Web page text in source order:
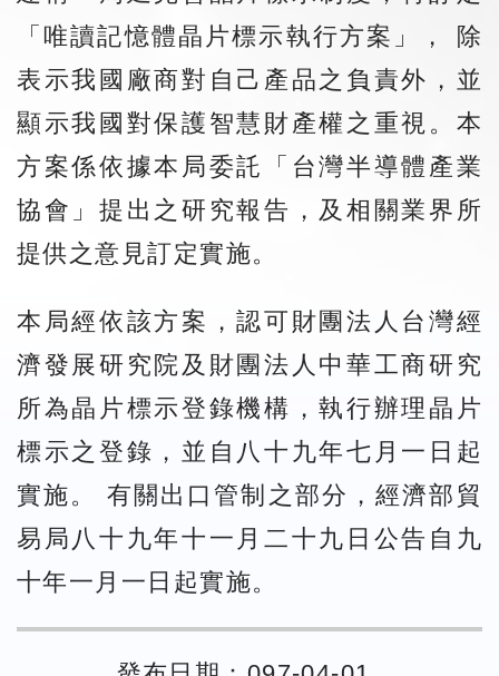
「唯讀記憶體晶片標示執行方案」， 除
表示我國廠商對自己產品之負責外，並
顯示我國對保護智慧財產權之重視。本
方案係依據本局委託「台灣半導體產業
協會」提出之研究報告，及相關業界所
提供之意見訂定實施。
本局經依該方案，認可財團法人台灣經
濟發展研究院及財團法人中華工商研究
所為晶片標示登錄機構，執行辦理晶片
標示之登錄，並自八十九年七月一日起
實施。 有關出口管制之部分，經濟部貿
易局八十九年十一月二十九日公告自九
十年一月一日起實施。